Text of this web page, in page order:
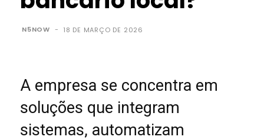
N5NOW - 18 DE MARÇO DE 2026
A empresa se concentra em
soluções que integram
sistemas, automatizam